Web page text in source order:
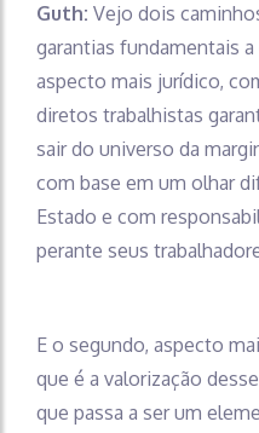
Guth: Vejo dois
garantias fundamentais
aspecto mais jurídico,
diretos trabalhistas
sair do universo da
com base em um olhar
Estado e com
perante seus
E o segundo, aspecto
que é a valorização
que passa a ser um